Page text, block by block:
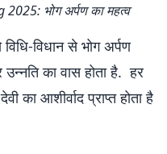
भोग अर्पण का महत्व
विधान से भोग अर्पण
का वास होता है. हर
आशीर्वाद प्राप्त होता है